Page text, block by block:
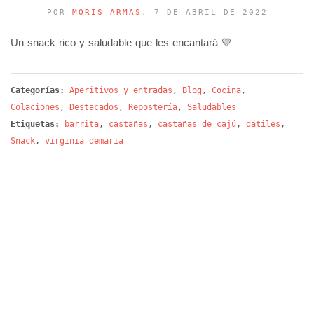
POR MORIS ARMAS , 7 DE ABRIL DE 2022
Un snack rico y saludable que les encantará 💛
Categorías: Aperitivos y entradas , Blog , Cocina,
Colaciones , Destacados , Repostería, Saludables
Etiquetas:
barrita, castañas , castañas de cajú, dátiles ,
Snack, virginia demaria